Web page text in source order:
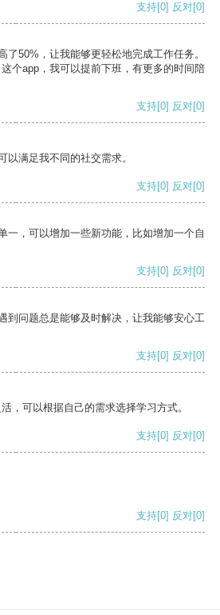
支持[0] 反对[0]
了50%，让我能够更轻松地完成工作任务。
个app，我可以提前下班，有更多的时间陪
支持[0] 反对[0]
以满足我不同的社交需求。
支持[0] 反对[0]
一，可以增加一些新功能，比如增加一个自
支持[0] 反对[0]
到问题总是能够及时解决，让我能够安心工
支持[0] 反对[0]
，可以根据自己的需求选择学习方式。
支持[0] 反对[0]
支持[0] 反对[0]